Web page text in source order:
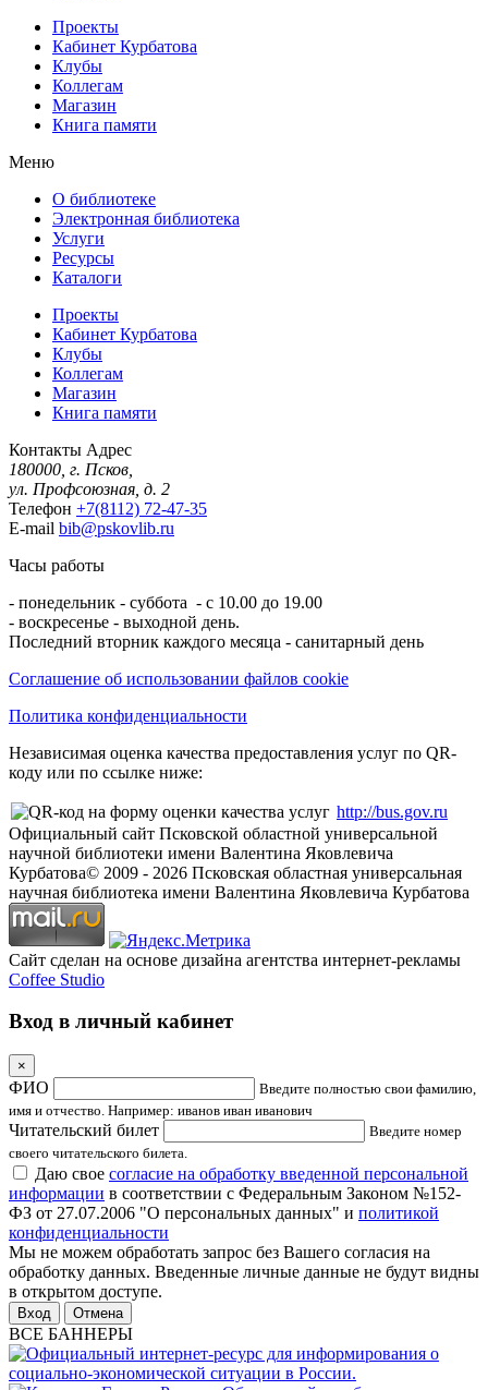
Проекты
Кабинет Курбатова
Клубы
Коллегам
Магазин
Книга памяти
Меню
О библиотеке
Электронная библиотека
Услуги
Ресурсы
Каталоги
Проекты
Кабинет Курбатова
Клубы
Коллегам
Магазин
Книга памяти
Контакты Адрес
180000, г. Псков,
ул. Профсоюзная, д. 2
Телефон +7(8112) 72-47-35
E-mail bib@pskovlib.ru
Часы работы
- понедельник - суббота - с 10.00 до 19.00
- воскресенье - выходной день.
Последний вторник каждого месяца - санитарный день
Соглашение об использовании файлов cookie
Политика конфиденциальности
Независимая оценка качества предоставления услуг по QR-
коду или по ссылке ниже:
http://bus.gov.ru
Официальный сайт Псковской областной универсальной
научной библиотеки имени Валентина Яковлевича
Курбатова© 2009 - 2026 Псковская областная универсальная
научная библиотека имени Валентина Яковлевича Курбатова
Сайт сделан на основе дизайна агентства интернет-рекламы
Coffee Studio
Вход в личный кабинет
×
ФИО
Введите полностью свои фамилию,
имя и отчество. Например: иванов иван иванович
Читательский билет
Введите номер
своего читательского билета.
Даю свое согласие на обработку введенной персональной
информации в соответствии с Федеральным Законом №152-
ФЗ от 27.07.2006 "О персональных данных" и политикой
конфиденциальности
Мы не можем обработать запрос без Вашего согласия на
обработку данных. Введенные личные данные не будут видны
в открытом доступе.
Отмена
ВСЕ БАННЕРЫ